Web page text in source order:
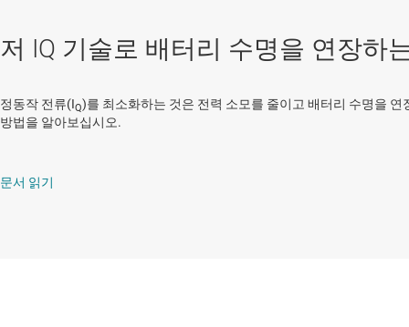
저 IQ 기술로 배터리 수명을 연장하
정동작 전류(IQ)를 최소화하는 것은 전력 소모를 줄이고 배터리 수명을
방법을 알아보십시오.
문서 읽기